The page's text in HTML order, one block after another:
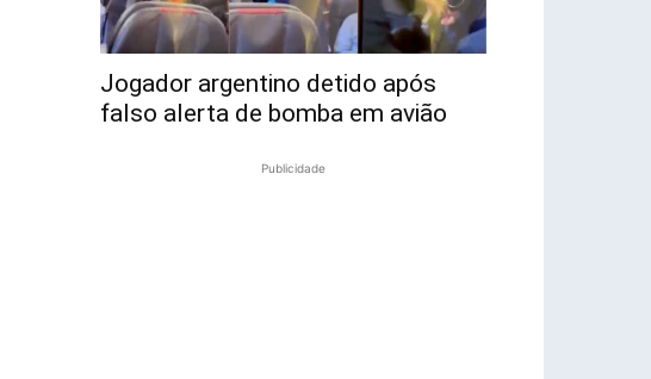
Jogador argentino detido após
falso alerta de bomba em avião
Publicidade